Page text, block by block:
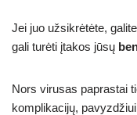
Jei juo užsikrėtėte,
gali turėti įtakos jūsų
Nors virusas paprastai
komplikacijų,